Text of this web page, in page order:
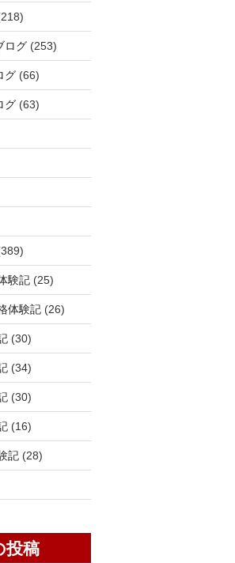
ログ(253)
グ(66)
グ(63)
験記(25)
体験記(26)
(30)
(34)
(30)
(16)
記(28)
投稿